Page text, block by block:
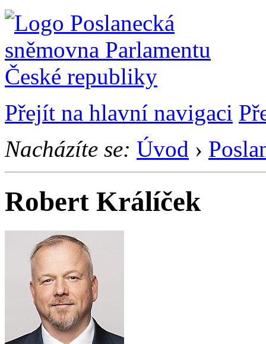
Přejít na hlavní navigaci
Nacházíte se: Úvod ›
Robert Králíček